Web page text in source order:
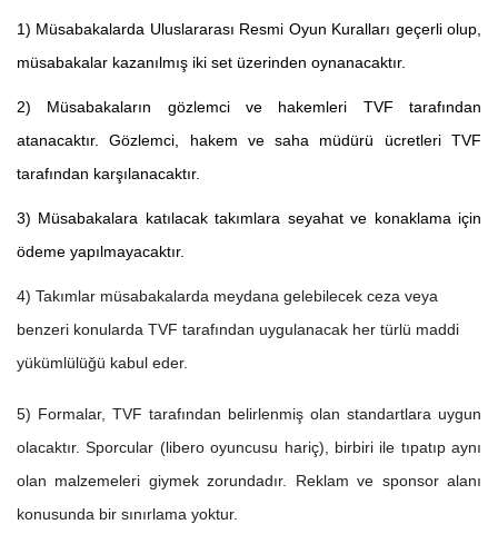
1) Müsabakalarda Uluslararası Resmi Oyun Kuralları geçerli olup,
müsabakalar kazanılmış iki set üzerinden oynanacaktır.
2) Müsabakaların gözlemci ve hakemleri TVF tarafından
atanacaktır. Gözlemci, hakem ve saha müdürü ücretleri TVF
tarafından karşılanacaktır.
3) Müsabakalara katılacak takımlara seyahat ve konaklama için
ödeme yapılmayacaktır.
4) Takımlar müsabakalarda meydana gelebilecek ceza veya
benzeri konularda TVF tarafından uygulanacak her türlü maddi
yükümlülüğü kabul eder.
5) Formalar, TVF tarafından belirlenmiş olan standartlara uygun
olacaktır. Sporcular (libero oyuncusu hariç), birbiri ile tıpatıp aynı
olan malzemeleri giymek zorundadır. Reklam ve sponsor alanı
konusunda bir sınırlama yoktur.